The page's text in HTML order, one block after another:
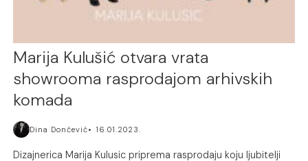
Marija Kulušić otvara vrata
showrooma rasprodajom arhivskih
komada
Dina Dončević 16.01.2023.
Dizajnerica Marija Kulusic priprema rasprodaju koju ljubitelji